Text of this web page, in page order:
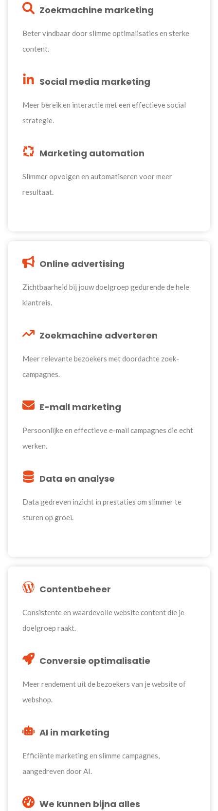
Zoekmachine marketing
Beter vindbaar door slimme optimalisaties en sterke
content.
Social media marketing
Meer bereik en interactie met een effectieve social
strategie.
Marketing automation
Slimmer opvolgen en automatiseren voor meer
resultaat.
Online advertising
Zichtbaarheid bij jouw doelgroep gedurende de hele
klantreis.
Zoekmachine adverteren
Meer relevante bezoekers met doordachte zoek-
campagnes.
E-mail marketing
Persoonlijke en effectieve e-mail campagnes die echt
werken.
Data en analyse
Data gedreven inzicht in prestaties om slimmer te
sturen op groei.
Contentbeheer
Consistente en waardevolle website content die je
doelgroep raakt.
Conversie optimalisatie
Meer rendement uit de bezoekers van je website of
webshop.
AI in marketing
Efficiënte marketing en slimme campagnes,
aangedreven door AI.
We kunnen bijna alles